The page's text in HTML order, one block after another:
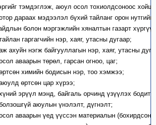
тэмдэглэж, аюул осол тохиолдсоноос хойш
дараах мэдээлэл бүхий тайланг орон нутгийн
болон мэргэжлийн хяналтын газарт
гаргагчийн нэр, хаяг, утасны дугаар;
ахуйн нэгж байгууллагын нэр, хаяг, утасны
аваарын төрөл, гарсан огноо, цаг;
химийн бодисын нэр, тоо хэмжээ;
өртсөн цар хүрээ;
эрүүл мэнд, байгаль орчинд үзүүлэх бодит
аюулын үнэлэлт, дүгнэлт;
аваарын үед үүссэн материалын (бохирдсон